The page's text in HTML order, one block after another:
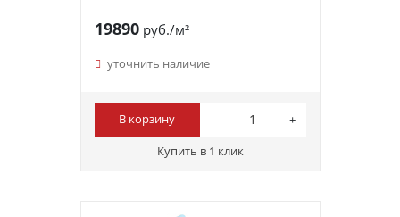
19890руб./м²
уточнить наличие
В корзину
Купить в 1 клик